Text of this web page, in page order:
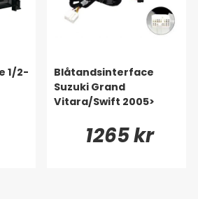
1/2-
Blåtandsinterface
Suzuki Grand
Vitara/Swift 2005>
1265 kr